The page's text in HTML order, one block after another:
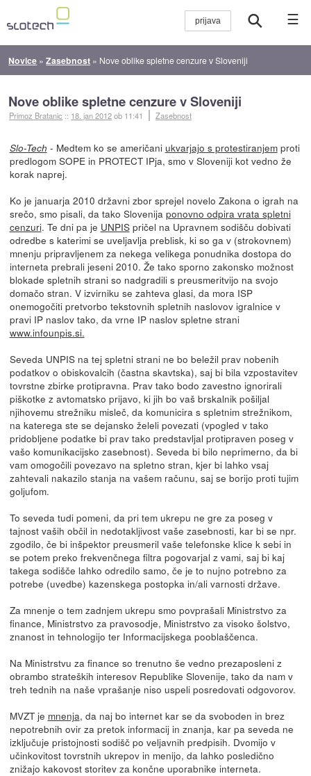
☰
Novice »Zasebnost » Nove oblike spletne cenzure v Sloveniji
Nove oblike spletne cenzure v Sloveniji
Primoz Bratanic :: 18. jan 2012ob 11:41 Zasebnost
Slo-Tech - Medtem ko se američani ukvarjajo s protestiranjemproti
predlogom SOPE in PROTECT IPja, smo v Sloveniji kot vedno že
korak naprej.
Ko je januarja 2010 državni zbor sprejel novelo Zakona o igrah na
srečo, smo pisali, da tako Slovenija ponovno odpira vrata spletni
cenzuri. Te dni pa je UNPISpričel na Upravnem sodišču dobivati
odredbe s katerimi se uveljavlja preblisk, ki so ga v (strokovnem)
mnenju pripravljenem za nekega velikega ponudnika dostopa do
interneta prebrali jeseni 2010. Že tako sporno zakonsko možnost
blokade spletnih strani so nadgradili s preusmeritvijo na svojo
domačo stran. V izvirniku se zahteva glasi, da mora ISP
onemogočiti pretvorbo tekstovnih spletnih naslovov igralnice v
pravi IP naslov tako, da vrne IP naslov spletne strani
www.infounpis.si.
Seveda UNPIS na tej spletni strani ne bo beležil prav nobenih
podatkov o obiskovalcih (častna skavtska), saj bi bila vzpostavitev
tovrstne zbirke protipravna. Prav tako bodo zavestno ignorirali
piškotke z avtomatsko prijavo, ki jih bo vaš brskalnik pošiljal
njihovemu strežniku misleč, da komunicira s spletnim strežnikom,
na katerega ste se dejansko želeli povezati (vpogled v tako
pridobljene podatke bi prav tako predstavljal protipraven poseg v
vašo komunikacijsko zasebnost). Seveda bi bilo neprimerno, da bi
vam omogočili povezavo na spletno stran, kjer bi lahko vsaj
zahtevali nakazilo stanja na vašem računu, saj se borijo proti tujim
goljufom.
To seveda tudi pomeni, da pri tem ukrepu ne gre za poseg v
tajnost vaših občil in nedotakljivost vaše zasebnosti, kar bi se npr.
zgodilo, če bi inšpektor preusmeril vaše telefonske klice k sebi in
se potem preko frekvenčnega filtra pogovarjal z vami, saj bi kaj
takega sodišče lahko odredilo samo, če je to nujno potrebno za
potrebe (uvedbe) kazenskega postopka in/ali varnosti države.
Za mnenje o tem zadnjem ukrepu smo povprašali Ministrstvo za
finance, Ministrstvo za pravosodje, Ministrstvo za visoko šolstvo,
znanost in tehnologijo ter Informacijskega pooblaščenca.
Na Ministrstvu za finance so trenutno še vedno prezaposleni z
obrambo strateških interesov Republike Slovenije, tako da nam v
treh tednih na naše vprašanje niso uspeli posredovati odgovorov.
MVZT je mnenja, da naj bo internet kar se da svoboden in brez
nepotrebnih ovir za pretok informacij in znanja, kar pa seveda ne
izključuje pristojnosti sodišč po veljavnih predpisih. Dvomijo v
učinkovitost tovrstnih ukrepov in menijo, da lahko posledično
znižajo kakovost storitev za končne uporabnike interneta.